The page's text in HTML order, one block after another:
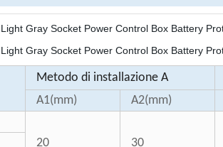
Metodo di installazione A
A1(mm)
A2(mm)
20
30